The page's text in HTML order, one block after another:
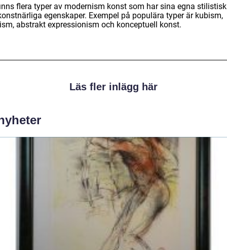
flera typer av modernism konst som har sina egna
egenskaper. Exempel på populära typer är kubism,
abstrakt expressionism och konceptuell konst.
Läs fler inlägg här